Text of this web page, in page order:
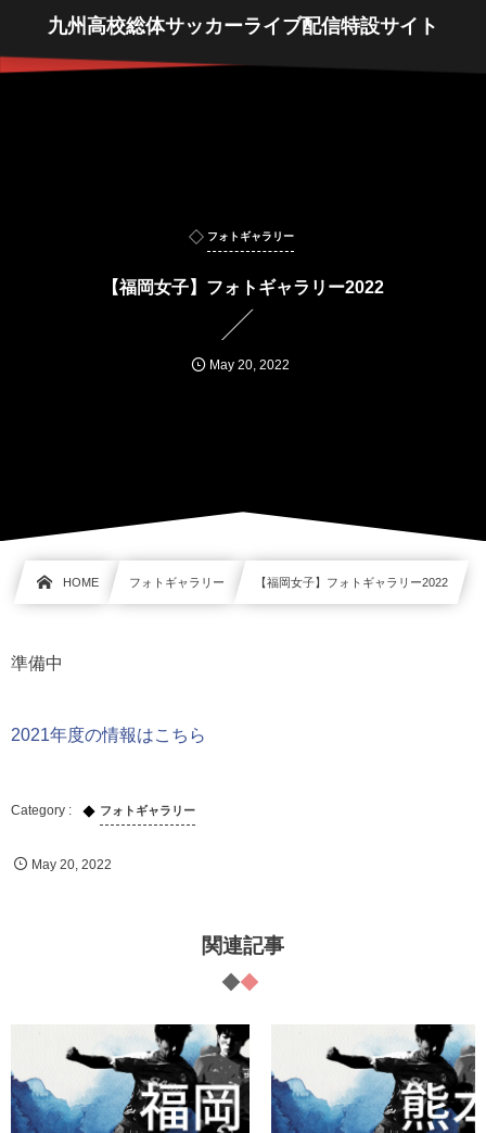
九州高校総体サッカーライブ配信特設サイト
フォトギャラリー
【福岡女子】フォトギャラリー2022
May 20 ,2022
HOME フォトギャラリー 【福岡女子】フォトギャラリー2022
準備中
2021年度の情報はこちら
フォトギャラリー
May 20,2022
関連記事